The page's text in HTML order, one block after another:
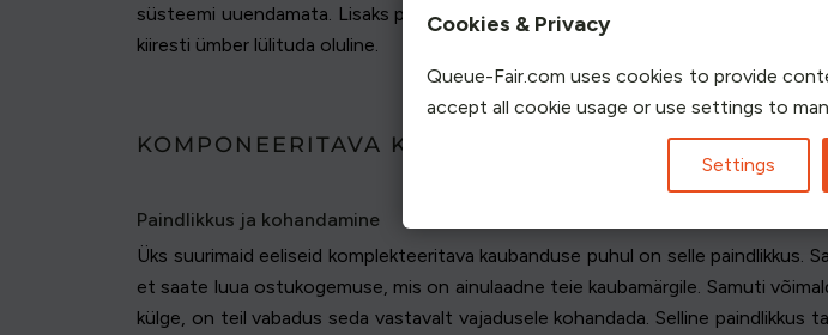
süsteemi uuendamata. Lisaks pakub see võimalust säästa aega ja raha,
kiiresti ümber lülituda oluline.
KOMPONEERITAVA KAUBANDUSE PÕHIPRINTSIIBID
Paindlikkus ja kohandamine
Üks suurimaid eeliseid komplekteeritava kaubanduse puhul on selle
et saate luua ostukogemuse, mis on ainulaadne teie kaubamärgile. Samuti
külge, on teil vabadus seda vastavalt vajadusele kohandada. Selline
Cookies & Privacy
Queue-Fair.com uses cookies to provide
accept all cookie usage or use settings to
Settings